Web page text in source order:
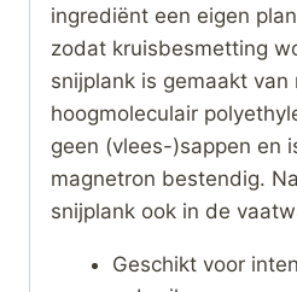
ingrediënt een eigen
zodat kruisbesmetting
snijplank is gemaakt van
hoogmoleculair
geen (vlees-)sappen en
magnetron bestendig.
snijplank ook in de
Geschikt voor